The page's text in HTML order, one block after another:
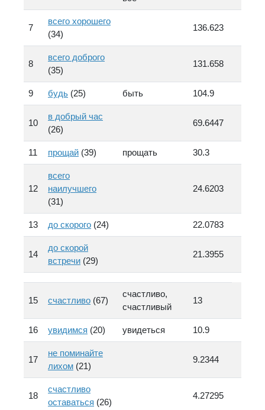
7
всего хорошего
(34)
136.623
8
всего доброго
(35)
131.658
9 будь (25) быть 104.9
10
в добрый час
(26)
69.6447
11 прощай (39) прощать 30.3
12
всего
наилучшего
(31)
24.6203
13 до скорого (24) 22.0783
14
до скорой
встречи (29)
21.3955
15 счастливо (67)
счастливо,
счастливый
13
16 увидимся (20) увидеться 10.9
17
не поминайте
лихом (21)
9.2344
18
счастливо
оставаться (26)
4.27295